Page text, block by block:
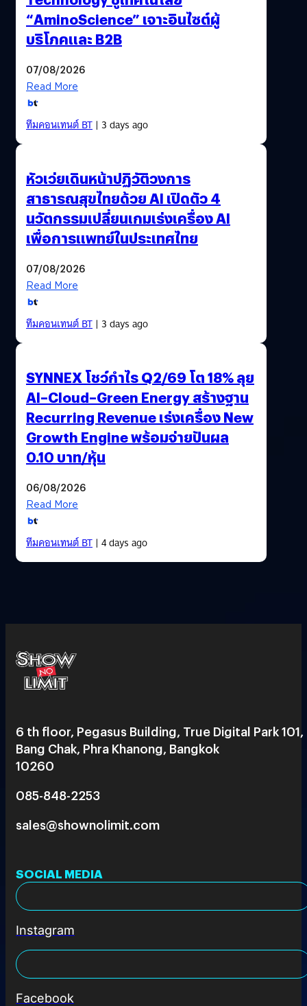
“AminoScience” เจาะอินไซต์ผู้
บริโภคและ B2B
07/08/2026
Read More
ทีมคอนเทนต์ BT| 3 days ago
หัวเว่ยเดินหน้าปฏิวัติวงการ
สาธารณสุขไทยด้วย AI เปิดตัว 4
นวัตกรรมเปลี่ยนเกมเร่งเครื่อง AI
เพื่อการแพทย์ในประเทศไทย
07/08/2026
Read More
ทีมคอนเทนต์ BT| 3 days ago
SYNNEX โชว์กำไร Q2/69 โต 18% ลุย
AI–Cloud–Green Energy สร้างฐาน
Recurring Revenue เร่งเครื่อง New
Growth Engine พร้อมจ่ายปันผล
0.10 บาท/หุ้น
06/08/2026
Read More
ทีมคอนเทนต์ BT| 4 days ago
6 th floor, Pegasus Building, True Digital Park 101,
Bang Chak, Phra Khanong, Bangkok
10260
085-848-2253
sales@shownolimit.com
SOCIAL MEDIA
Instagram
Facebook